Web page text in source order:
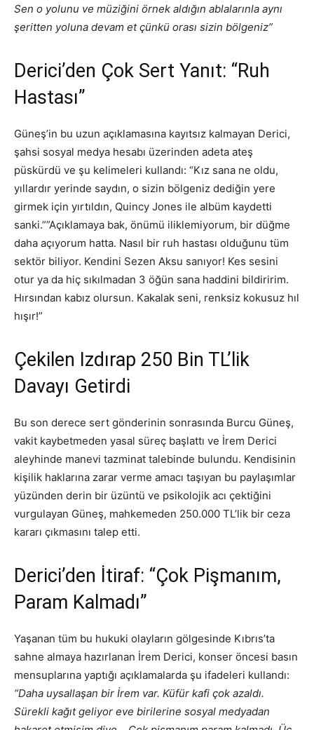
Sen o yolunu ve müziğini örnek aldığın ablalarınla aynı
şeritten yoluna devam et çünkü orası sizin bölgeniz”
Derici’den Çok Sert Yanıt: “Ruh
Hastası”
Güneş’in bu uzun açıklamasına kayıtsız kalmayan Derici,
şahsi sosyal medya hesabı üzerinden adeta ateş
püskürdü ve şu kelimeleri kullandı: “Kız sana ne oldu,
yıllardır yerinde saydın, o sizin bölgeniz dediğin yere
girmek için yırtıldın, Quincy Jones ile albüm kaydetti
sanki.””Açıklamaya bak, önümü iliklemiyorum, bir düğme
daha açıyorum hatta. Nasıl bir ruh hastası olduğunu tüm
sektör biliyor. Kendini Sezen Aksu sanıyor! Kes sesini
otur ya da hiç sıkılmadan 3 öğün sana haddini bildiririm.
Hırsından kabız olursun. Kakalak seni, renksiz kokusuz hıl
hışır!”
Çekilen Izdırap 250 Bin TL’lik
Davayı Getirdi
Bu son derece sert gönderinin sonrasında Burcu Güneş,
vakit kaybetmeden yasal süreç başlattı ve İrem Derici
aleyhinde manevi tazminat talebinde bulundu. Kendisinin
kişilik haklarına zarar verme amacı taşıyan bu paylaşımlar
yüzünden derin bir üzüntü ve psikolojik acı çektiğini
vurgulayan Güneş, mahkemeden 250.000 TL’lik bir ceza
kararı çıkmasını talep etti.
Derici’den İtiraf: “Çok Pişmanım,
Param Kalmadı”
Yaşanan tüm bu hukuki olayların gölgesinde Kıbrıs’ta
sahne almaya hazırlanan İrem Derici, konser öncesi basın
mensuplarına yaptığı açıklamalarda şu ifadeleri kullandı:
“Daha uysallaşan bir İrem var. Küfür kafi çok azaldı.
Sürekli kağıt geliyor eve birilerine sosyal medyadan